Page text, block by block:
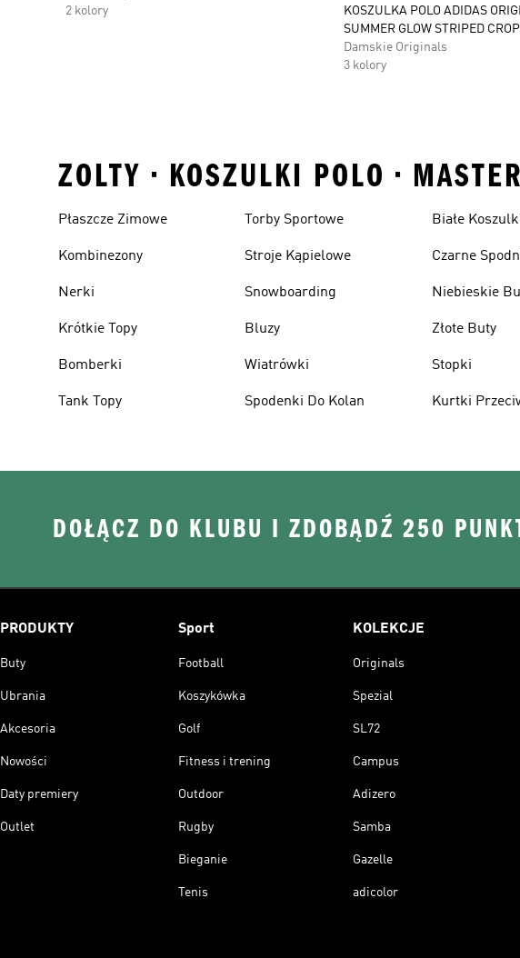
2 kolory
KOSZULKA POLO ADIDAS
SUMMER GLOW STRIPED
Damskie Originals
3 kolory
ZOLTY • KOSZULKI POLO •
Płaszcze Zimowe
Kombinezony
Nerki
Krótkie Topy
Bomberki
Tank Topy
Torby Sportowe
Stroje Kąpielowe
Snowboarding
Bluzy
Wiatrówki
Spodenki Do Kolan
Białe
Czarne
Niebieskie
Złote Buty
Stopki
Kurtki
DOŁĄCZ DO KLUBU I ZDOBĄDŹ 250
PRODUKTY
Buty
Ubrania
Akcesoria
Nowości
Daty premiery
Outlet
Sport
Football
Koszykówka
Golf
Fitness i trening
Outdoor
Rugby
Bieganie
Tenis
KOLEKCJE
Originals
Spezial
SL72
Campus
Adizero
Samba
Gazelle
adicolor